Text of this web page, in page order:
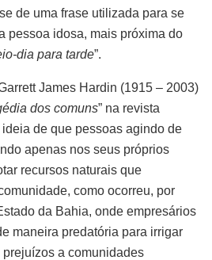
de uma frase utilizada para se
pessoa idosa, mais próxima do
dia para tarde”.
James Hardin (1915 – 2003)
dos comuns” na revista
de que pessoas agindo de
apenas nos seus próprios
recursos naturais que
como ocorreu, por
da Bahia, onde empresários
maneira predatória para irrigar
a comunidades